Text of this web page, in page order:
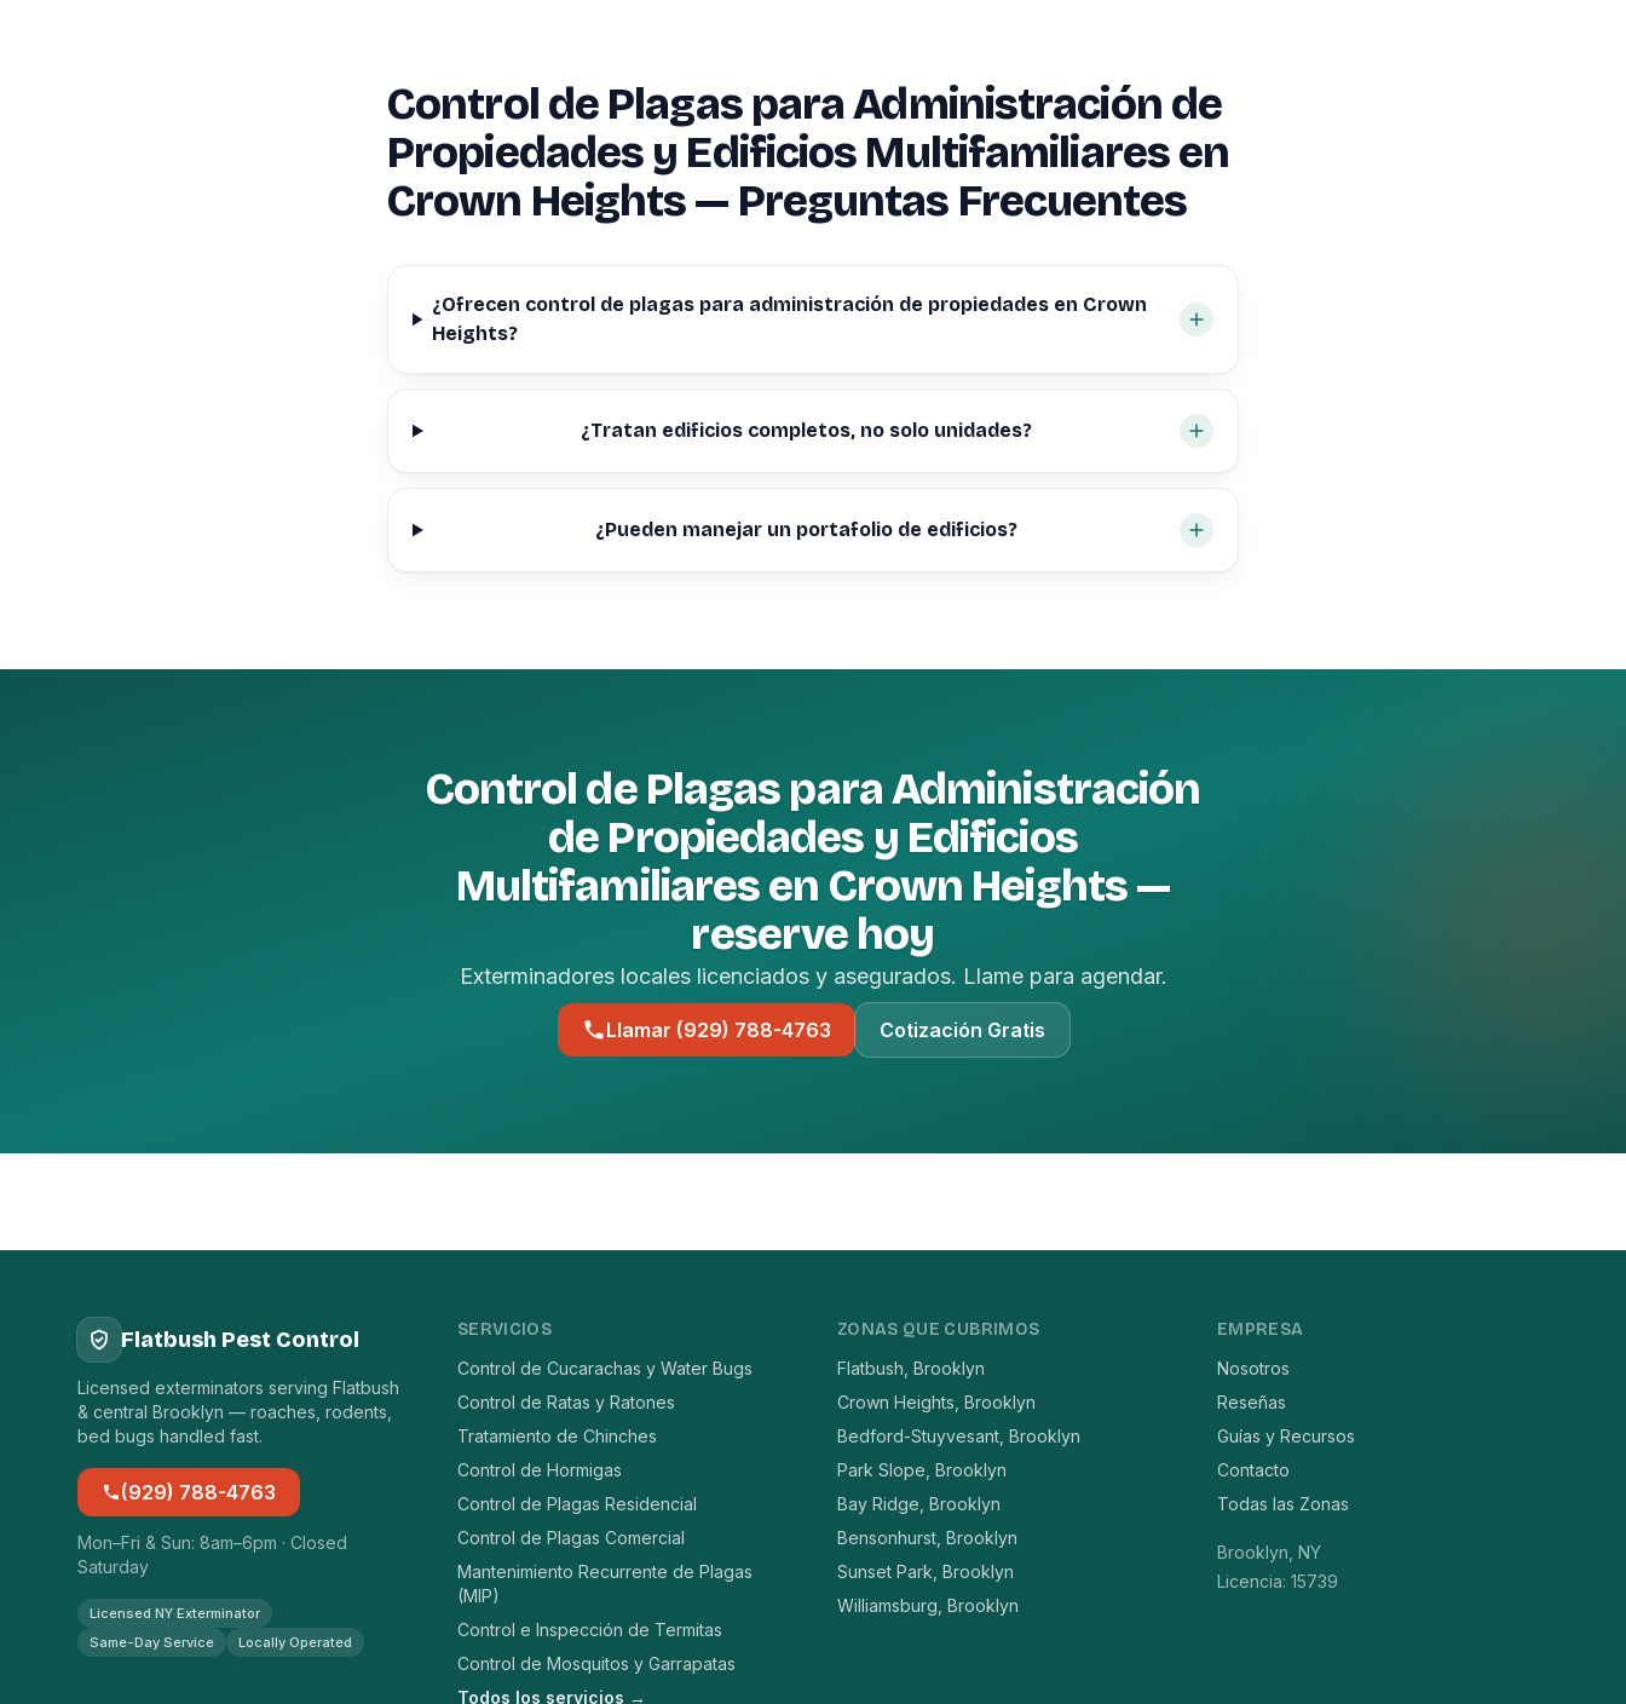
Control de Plagas para Administración de
Propiedades y Edificios Multifamiliares en
Crown Heights — Preguntas Frecuentes
¿Ofrecen control de plagas para administración de propiedades en Crown
Heights?
¿Tratan edificios completos, no solo unidades?
¿Pueden manejar un portafolio de edificios?
Control de Plagas para Administración
de Propiedades y Edificios
Multifamiliares en Crown Heights —
reserve hoy
Exterminadores locales licenciados y asegurados. Llame para agendar.
Llamar (929) 788-4763 Cotización Gratis
Flatbush Pest Control
Licensed exterminators serving Flatbush
& central Brooklyn — roaches, rodents,
bed bugs handled fast.
(929) 788-4763
Mon–Fri & Sun: 8am–6pm · Closed
Saturday
Licensed NY Exterminator
Same-Day Service
Locally Operated
SERVICIOS
Control de Cucarachas y Water Bugs
Control de Ratas y Ratones
Tratamiento de Chinches
Control de Hormigas
Control de Plagas Residencial
Control de Plagas Comercial
Mantenimiento Recurrente de Plagas
(MIP)
Control e Inspección de Termitas
Control de Mosquitos y Garrapatas
Todos los servicios →
ZONAS QUE CUBRIMOS
Flatbush, Brooklyn
Crown Heights, Brooklyn
Bedford-Stuyvesant, Brooklyn
Park Slope, Brooklyn
Bay Ridge, Brooklyn
Bensonhurst, Brooklyn
Sunset Park, Brooklyn
Williamsburg, Brooklyn
EMPRESA
Nosotros
Reseñas
Guías y Recursos
Contacto
Todas las Zonas
Brooklyn, NY
Licencia: 15739